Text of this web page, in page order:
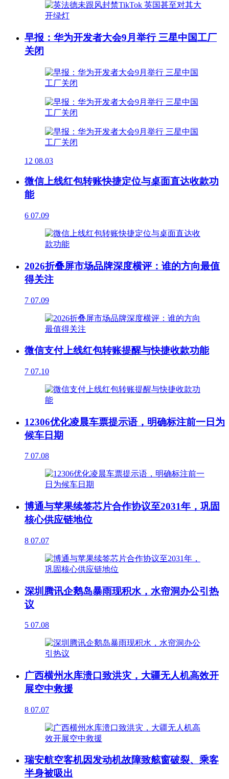
早报：华为开发者大会9月举行 三星中国工厂
关闭
12 08.03
微信上线红包转账快捷定位与桌面直达收款功
能
6 07.09
2026折叠屏市场品牌深度横评：谁的方向最值
得关注
7 07.09
微信支付上线红包转账提醒与快捷收款功能
7 07.10
12306优化凌晨车票提示语，明确标注前一日为
候车日期
7 07.08
博通与苹果续签芯片合作协议至2031年，巩固
核心供应链地位
8 07.07
深圳腾讯企鹅岛暴雨现积水，水帘洞办公引热
议
5 07.08
广西横州水库溃口致洪灾，大疆无人机高效开
展空中救援
8 07.07
瑞安航空客机因发动机故障致舷窗破裂、乘客
半身被吸出